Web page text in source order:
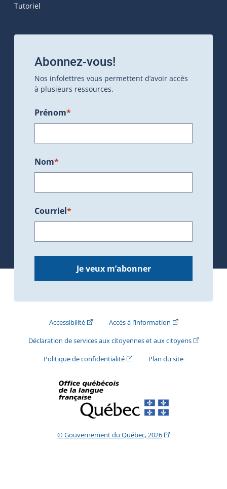
Tutoriel
Abonnez-vous!
Nos infolettres vous permettent d’avoir accès
à plusieurs ressources.
Prénom*
Nom*
Courriel*
Je veux m’abonner
Accessibilité(Cet hyperlien externe s'ouvrira dans une
Accès à l’information(Cet hyperlien
Déclaration de services aux citoyennes et aux citoyens(Cet
Politique de confidentialité(Cet hyperlien externe s'ouvrira
Plan du site
© Gouvernement du Québec, 2026(Cet hyperlien